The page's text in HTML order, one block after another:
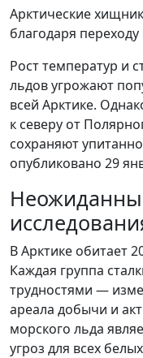
Арктические
благодаря
Рост температур и
льдов угрожают
всей Арктике.
к северу от
сохраняют
опубликовано 29
В Арктике обитает
Каждая группа
трудностями —
ареала добычи и
морского льда
угроз для всех